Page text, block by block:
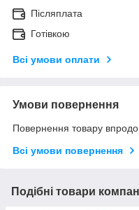
Післяплата
Готівкою
Всі умови оплати
Умови повернення
Повернення товару
Всі умови повернення
Подібні товари